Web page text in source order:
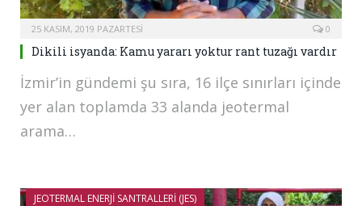
25 KASIM, 2019 PAZARTESI 0
Dikili isyanda: Kamu yararı yoktur rant tuzağı vardır
İzmir’in gündemi şu sıra, 16 ilçe sınırları içinde
yer alan toplamda 33 alanda jeotermal
arama…
JEOTERMAL ENERJI SANTRALLERI (JES)